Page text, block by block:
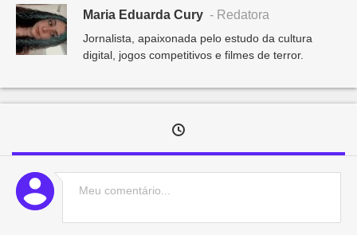
Maria Eduarda Cury - Redatora
Jornalista, apaixonada pelo estudo da cultura
digital, jogos competitivos e filmes de terror.